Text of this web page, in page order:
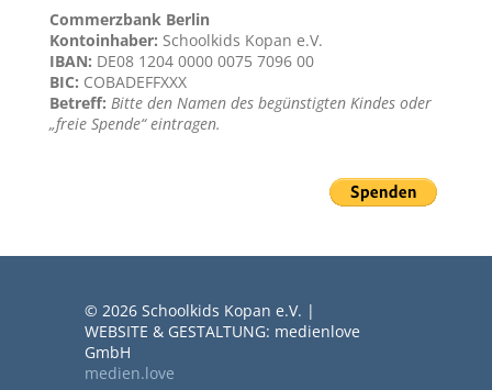
Commerzbank Berlin
Kontoinhaber: Schoolkids Kopan e.V.
IBAN: DE08 1204 0000 0075 7096 00
BIC: COBADEFFXXX
Betreff: Bitte den Namen des begünstigten Kindes oder
„freie Spende“ eintragen.
© 2026 Schoolkids Kopan e.V. |
WEBSITE & GESTALTUNG: medienlove
GmbH
medien.love